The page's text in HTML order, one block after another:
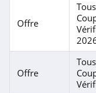
Offre
Offre